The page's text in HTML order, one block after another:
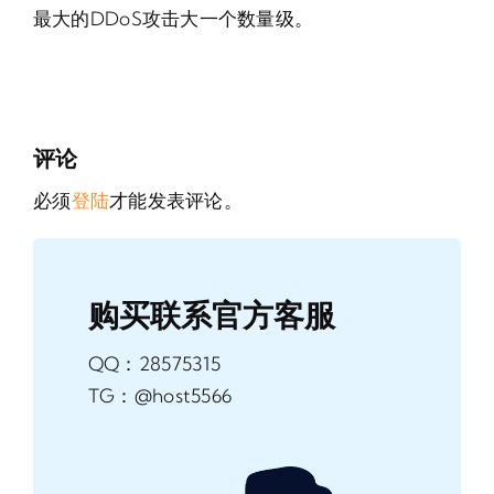
最大的DDoS攻击大一个数量级。
评论
必须登陆才能发表评论。
购买联系官方客服
QQ：28575315
TG：@host5566